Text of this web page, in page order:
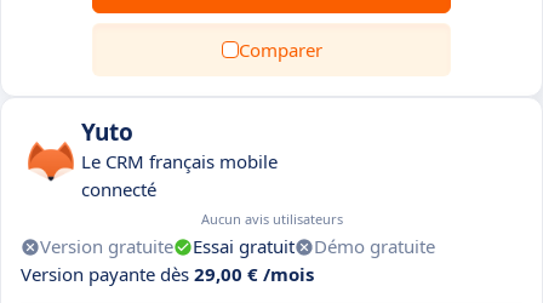
Comparer
Yuto
Le CRM français mobile
connecté
Aucun avis utilisateurs
Version gratuite Essai gratuit
Démo gratuite
Version payante dès 29,00 € /mois